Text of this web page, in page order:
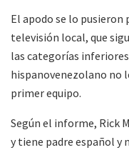
El apodo se lo pusieron
televisión local, que
las categorías
hispanovenezolano no
primer equipo.
Según el informe, Rick
y tiene padre español y